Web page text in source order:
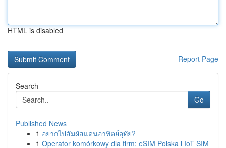
HTML is disabled
Report Page
Search
Go
Published News
1 อยากไปสัมผัสแดนอาทิตย์อุทัย?
1 Operator komórkowy dla firm: eSIM Polska i IoT SIM